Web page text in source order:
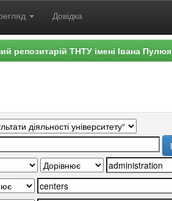
Довідка
репозитарій ТНТУ імені Івана Пулюя